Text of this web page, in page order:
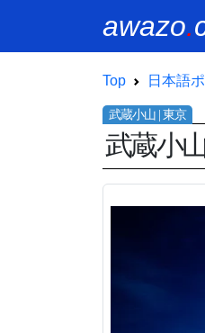
awazo.
Top 日本語
武蔵小